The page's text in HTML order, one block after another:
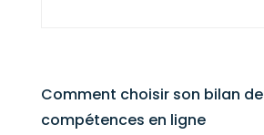
Comment choisir son bilan de
compétences en ligne